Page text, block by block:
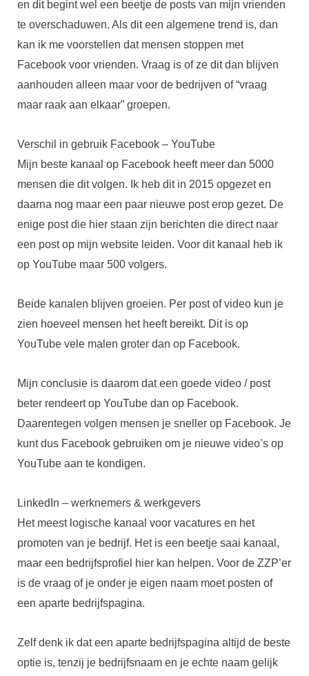
en dit begint wel een beetje de posts van mijn vrienden
te overschaduwen. Als dit een algemene trend is, dan
kan ik me voorstellen dat mensen stoppen met
Facebook voor vrienden. Vraag is of ze dit dan blijven
aanhouden alleen maar voor de bedrijven of “vraag
maar raak aan elkaar” groepen.
Verschil in gebruik Facebook – YouTube
Mijn beste kanaal op Facebook heeft meer dan 5000
mensen die dit volgen. Ik heb dit in 2015 opgezet en
daarna nog maar een paar nieuwe post erop gezet. De
enige post die hier staan zijn berichten die direct naar
een post op mijn website leiden. Voor dit kanaal heb ik
op YouTube maar 500 volgers.
Beide kanalen blijven groeien. Per post of video kun je
zien hoeveel mensen het heeft bereikt. Dit is op
YouTube vele malen groter dan op Facebook.
Mijn conclusie is daarom dat een goede video / post
beter rendeert op YouTube dan op Facebook.
Daarentegen volgen mensen je sneller op Facebook. Je
kunt dus Facebook gebruiken om je nieuwe video’s op
YouTube aan te kondigen.
LinkedIn – werknemers & werkgevers
Het meest logische kanaal voor vacatures en het
promoten van je bedrijf. Het is een beetje saai kanaal,
maar een bedrijfsprofiel hier kan helpen. Voor de ZZP’er
is de vraag of je onder je eigen naam moet posten of
een aparte bedrijfspagina.
Zelf denk ik dat een aparte bedrijfspagina altijd de beste
optie is, tenzij je bedrijfsnaam en je echte naam gelijk